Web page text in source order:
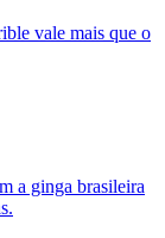
vale mais que o
a ginga brasileira